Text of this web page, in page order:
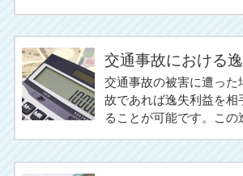
交通事故における
交通事故の被害に遭った
故であれば逸失利益を相
ることが可能です。こ